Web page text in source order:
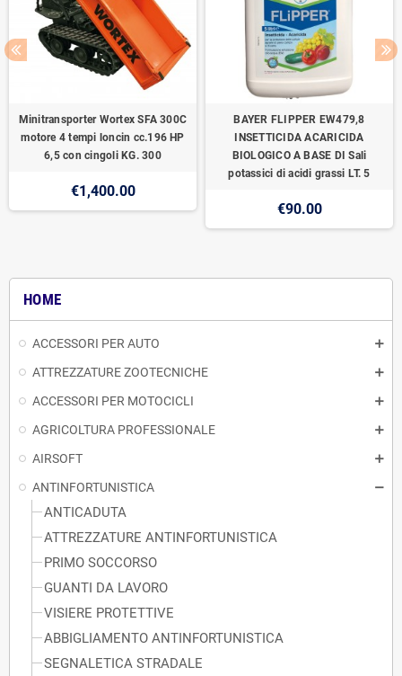
HOME
ACCESSORI PER AUTO
ATTREZZATURE ZOOTECNICHE
ACCESSORI PER MOTOCICLI
AGRICOLTURA PROFESSIONALE
AIRSOFT
ANTINFORTUNISTICA
ANTICADUTA
ATTREZZATURE ANTINFORTUNISTICA
PRIMO SOCCORSO
GUANTI DA LAVORO
VISIERE PROTETTIVE
ABBIGLIAMENTO ANTINFORTUNISTICA
SEGNALETICA STRADALE
Minitransporter Wortex SFA 300C
motore 4 tempi loncin cc.196 HP
6,5 con cingoli KG. 300
€1,400.00
BAYER FLIPPER EW479,8
INSETTICIDA ACARICIDA
BIOLOGICO A BASE DI Sali
potassici di acidi grassi LT. 5
€90.00